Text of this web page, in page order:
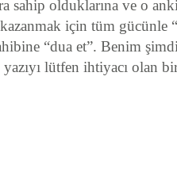
sahip olduklarına ve o
için tüm gücünle
“dua et”. Benim
lütfen ihtiyacı olan